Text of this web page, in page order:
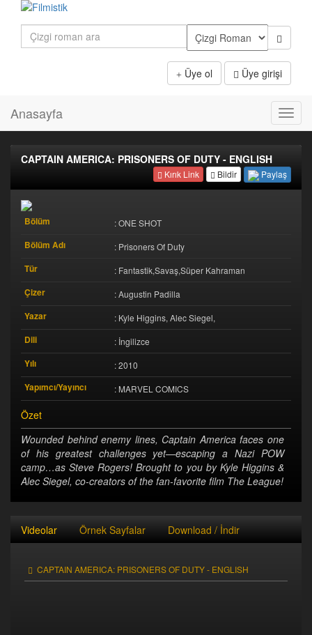
Üye ol Üye girişi
Anasayfa
CAPTAIN AMERICA: PRISONERS OF DUTY - ENGLISH
Kırık Link Bildir Paylaş
Bölüm : ONE SHOT
Bölüm Adı : Prisoners Of Duty
Tür : Fantastik,Savaş,Süper Kahraman
Çizer : Augustin Padilla
Yazar : Kyle Higgins, Alec Siegel,
Dili : İngilizce
Yılı : 2010
Yapımcı/Yayıncı : MARVEL COMICS
Özet
Wounded behind enemy lines, Captain America faces one
of his greatest challenges yet—escaping a Nazi POW
camp…as Steve Rogers! Brought to you by Kyle Higgins &
Alec Siegel, co-creators of the fan-favorite film The League!
Videolar Örnek Sayfalar Download / İndir
CAPTAIN AMERICA: PRISONERS OF DUTY - ENGLISH